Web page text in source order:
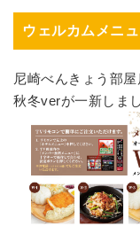
ウェルカムメニ
尼崎べんきょう部
秋冬verが一新しま